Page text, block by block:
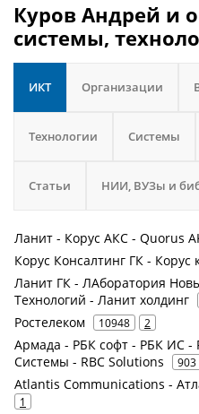
Куров Андрей и
системы,
ИКТ Организации
Технологии Системы
Статьи НИИ, ВУЗы и
Ланит - Корус АКС - Quorus
Корус Консалтинг ГК - Корус
Ланит ГК - ЛАборатория
Технологий - Ланит холдинг
Ростелеком 10948 2
Армада - РБК софт - РБК ИС
Системы - RBC Solutions
903
Atlantis Communications -
1